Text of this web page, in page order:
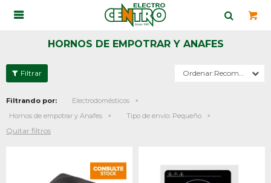

HORNOS DE EMPOTRAR Y ANAFES
Recomendados
Filtrando por:
Electrodomésticos
Hornos de empotrar y Anafes
Tipo de envío: Pequeño
Quitar filtros